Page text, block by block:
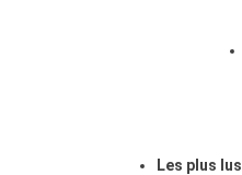
Les plus lus